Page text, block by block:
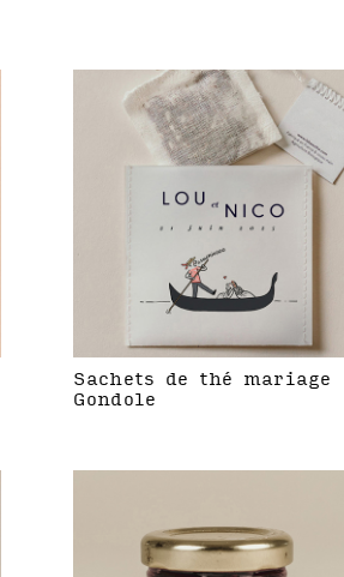
Sachets de thé mariage
Gondole